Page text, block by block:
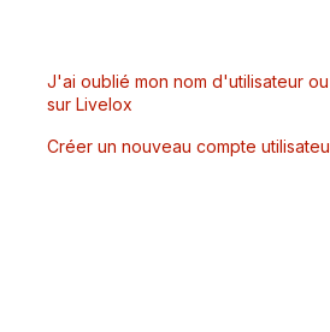
J'ai oublié mon nom d'utilisateur
sur Livelox
Créer un nouveau compte